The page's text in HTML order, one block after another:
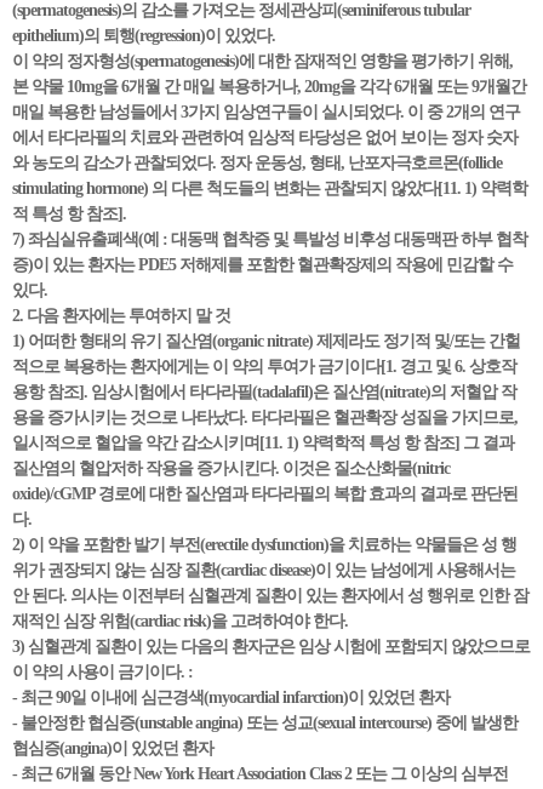
(spermatogenesis)의 감소를 가져오는 정세관상피(seminiferous tubular
epithelium)의 퇴행(regression)이 있었다.
이 약의 정자형성(spermatogenesis)에 대한 잠재적인 영향을 평가하기 위해,
본 약물 10mg을 6개월 간 매일 복용하거나, 20mg을 각각 6개월 또는 9개월간
매일 복용한 남성들에서 3가지 임상연구들이 실시되었다. 이 중 2개의 연구
에서 타다라필의 치료와 관련하여 임상적 타당성은 없어 보이는 정자 숫자
와 농도의 감소가 관찰되었다. 정자 운동성, 형태, 난포자극호르몬(follicle
stimulating hormone) 의 다른 척도들의 변화는 관찰되지 않았다[11. 1) 약력학
적 특성 항 참조].
7) 좌심실유출폐색(예 : 대동맥 협착증 및 특발성 비후성 대동맥판 하부 협착
증)이 있는 환자는 PDE5 저해제를 포함한 혈관확장제의 작용에 민감할 수
있다.
2. 다음 환자에는 투여하지 말 것
1) 어떠한 형태의 유기 질산염(organic nitrate) 제제라도 정기적 및/또는 간헐
적으로 복용하는 환자에게는 이 약의 투여가 금기이다[1. 경고 및 6. 상호작
용항 참조]. 임상시험에서 타다라필(tadalafil)은 질산염(nitrate)의 저혈압 작
용을 증가시키는 것으로 나타났다. 타다라필은 혈관확장 성질을 가지므로,
일시적으로 혈압을 약간 감소시키며[11. 1) 약력학적 특성 항 참조] 그 결과
질산염의 혈압저하 작용을 증가시킨다. 이것은 질소산화물(nitric
oxide)/cGMP 경로에 대한 질산염과 타다라필의 복합 효과의 결과로 판단된
다.
2) 이 약을 포함한 발기 부전(erectile dysfunction)을 치료하는 약물들은 성 행
위가 권장되지 않는 심장 질환(cardiac disease)이 있는 남성에게 사용해서는
안 된다. 의사는 이전부터 심혈관계 질환이 있는 환자에서 성 행위로 인한 잠
재적인 심장 위험(cardiac risk)을 고려하여야 한다.
3) 심혈관계 질환이 있는 다음의 환자군은 임상 시험에 포함되지 않았으므로
이 약의 사용이 금기이다. :
- 최근 90일 이내에 심근경색(myocardial infarction)이 있었던 환자
- 불안정한 협심증(unstable angina) 또는 성교(sexual intercourse) 중에 발생한
협심증(angina)이 있었던 환자
- 최근 6개월 동안 New York Heart Association Class 2 또는 그 이상의 심부전